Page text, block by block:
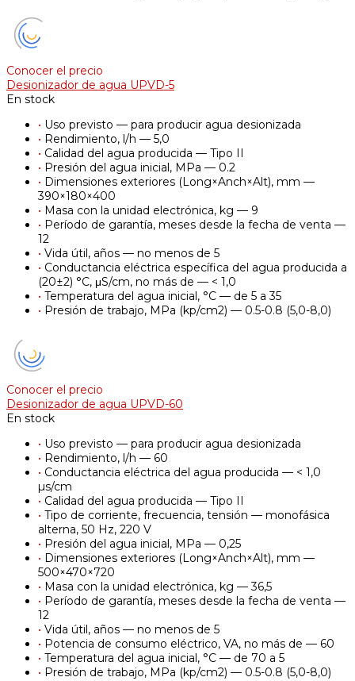
Conocer el precio
Desionizador de agua UPVD-5
En stock
• Uso previsto — para producir agua desionizada
• Rendimiento, l/h — 5,0
• Calidad del agua producida — Tipo II
• Presión del agua inicial, MPa — 0.2
• Dimensiones exteriores (Long×Anch×Alt), mm —
390×180×400
• Masa con la unidad electrónica, kg — 9
• Período de garantía, meses desde la fecha de venta —
12
• Vida útil, años — no menos de 5
• Conductancia eléctrica específica del agua producida a
(20±2) °C, μS/cm, no más de — < 1,0
• Temperatura del agua inicial, °C — de 5 a 35
• Presión de trabajo, MPa (kp/cm2) — 0.5-0.8 (5,0-8,0)
Conocer el precio
Desionizador de agua UPVD-60
En stock
• Uso previsto — para producir agua desionizada
• Rendimiento, l/h — 60
• Conductancia eléctrica del agua producida — < 1,0
µs/cm
• Calidad del agua producida — Tipo II
• Tipo de corriente, frecuencia, tensión — monofásica
alterna, 50 Hz, 220 V
• Presión del agua inicial, MPa — 0,25
• Dimensiones exteriores (Long×Anch×Alt), mm —
500×470×720
• Masa con la unidad electrónica, kg — 36,5
• Período de garantía, meses desde la fecha de venta —
12
• Vida útil, años — no menos de 5
• Potencia de consumo eléctrico, VA, no más de — 60
• Temperatura del agua inicial, °C — de 70 a 5
• Presión de trabajo, MPa (kp/cm2) — 0.5-0.8 (5,0-8,0)